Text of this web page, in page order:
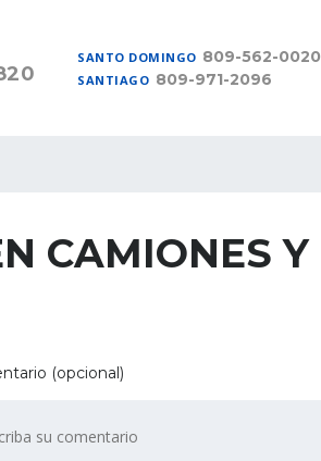
SANTO DOMINGO 809-562-0020
SANTIAGO 809-971-2096
CAMIONES Y
(opcional)